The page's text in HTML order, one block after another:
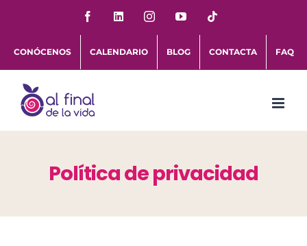
contenido
FacebookLinkedInInstagramYouTube
CONÓCENOS CALENDARIO BLOG CONTACTA FAQ
Política de privacidad